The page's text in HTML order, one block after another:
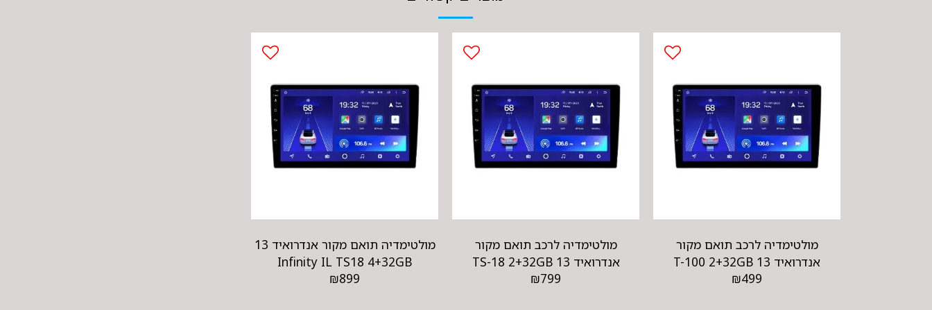
מולטימדיה לרכב תואם מקור
אנדרואיד 13 T-100 2+32GB
₪499
מולטימדיה לרכב תואם מקור
אנדרואיד 13 TS-18 2+32GB
₪799
מולטימדיה תואם מקור אנדרואיד 13
Infinity IL TS18 4+32GB
₪899